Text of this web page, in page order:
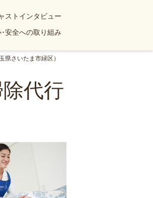
ストインタビュー
安全への取り組み
さいたま市緑区）
代行